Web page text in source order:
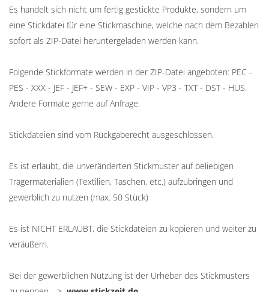
Es handelt sich nicht um fertig gestickte Produkte, sondern um
eine Stickdatei für eine Stickmaschine, welche nach dem Bezahlen
sofort als ZIP-Datei heruntergeladen werden kann.
Folgende Stickformate werden in der ZIP-Datei angeboten: PEC -
PES - XXX - JEF - JEF+ - SEW - EXP - VIP - VP3 - TXT - DST - HUS.
Andere Formate gerne auf Anfrage.
Stickdateien sind vom Rückgaberecht ausgeschlossen.
Es ist erlaubt, die unveränderten Stickmuster auf beliebigen
Trägermaterialien (Textilien, Taschen, etc.) aufzubringen und
gewerblich zu nutzen (max. 50 Stück)
Es ist NICHT ERLAUBT, die Stickdateien zu kopieren und weiter zu
veräußern.
Bei der gewerblichen Nutzung ist der Urheber des Stickmusters